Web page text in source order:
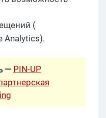
(
Analytics).
— PIN-UP